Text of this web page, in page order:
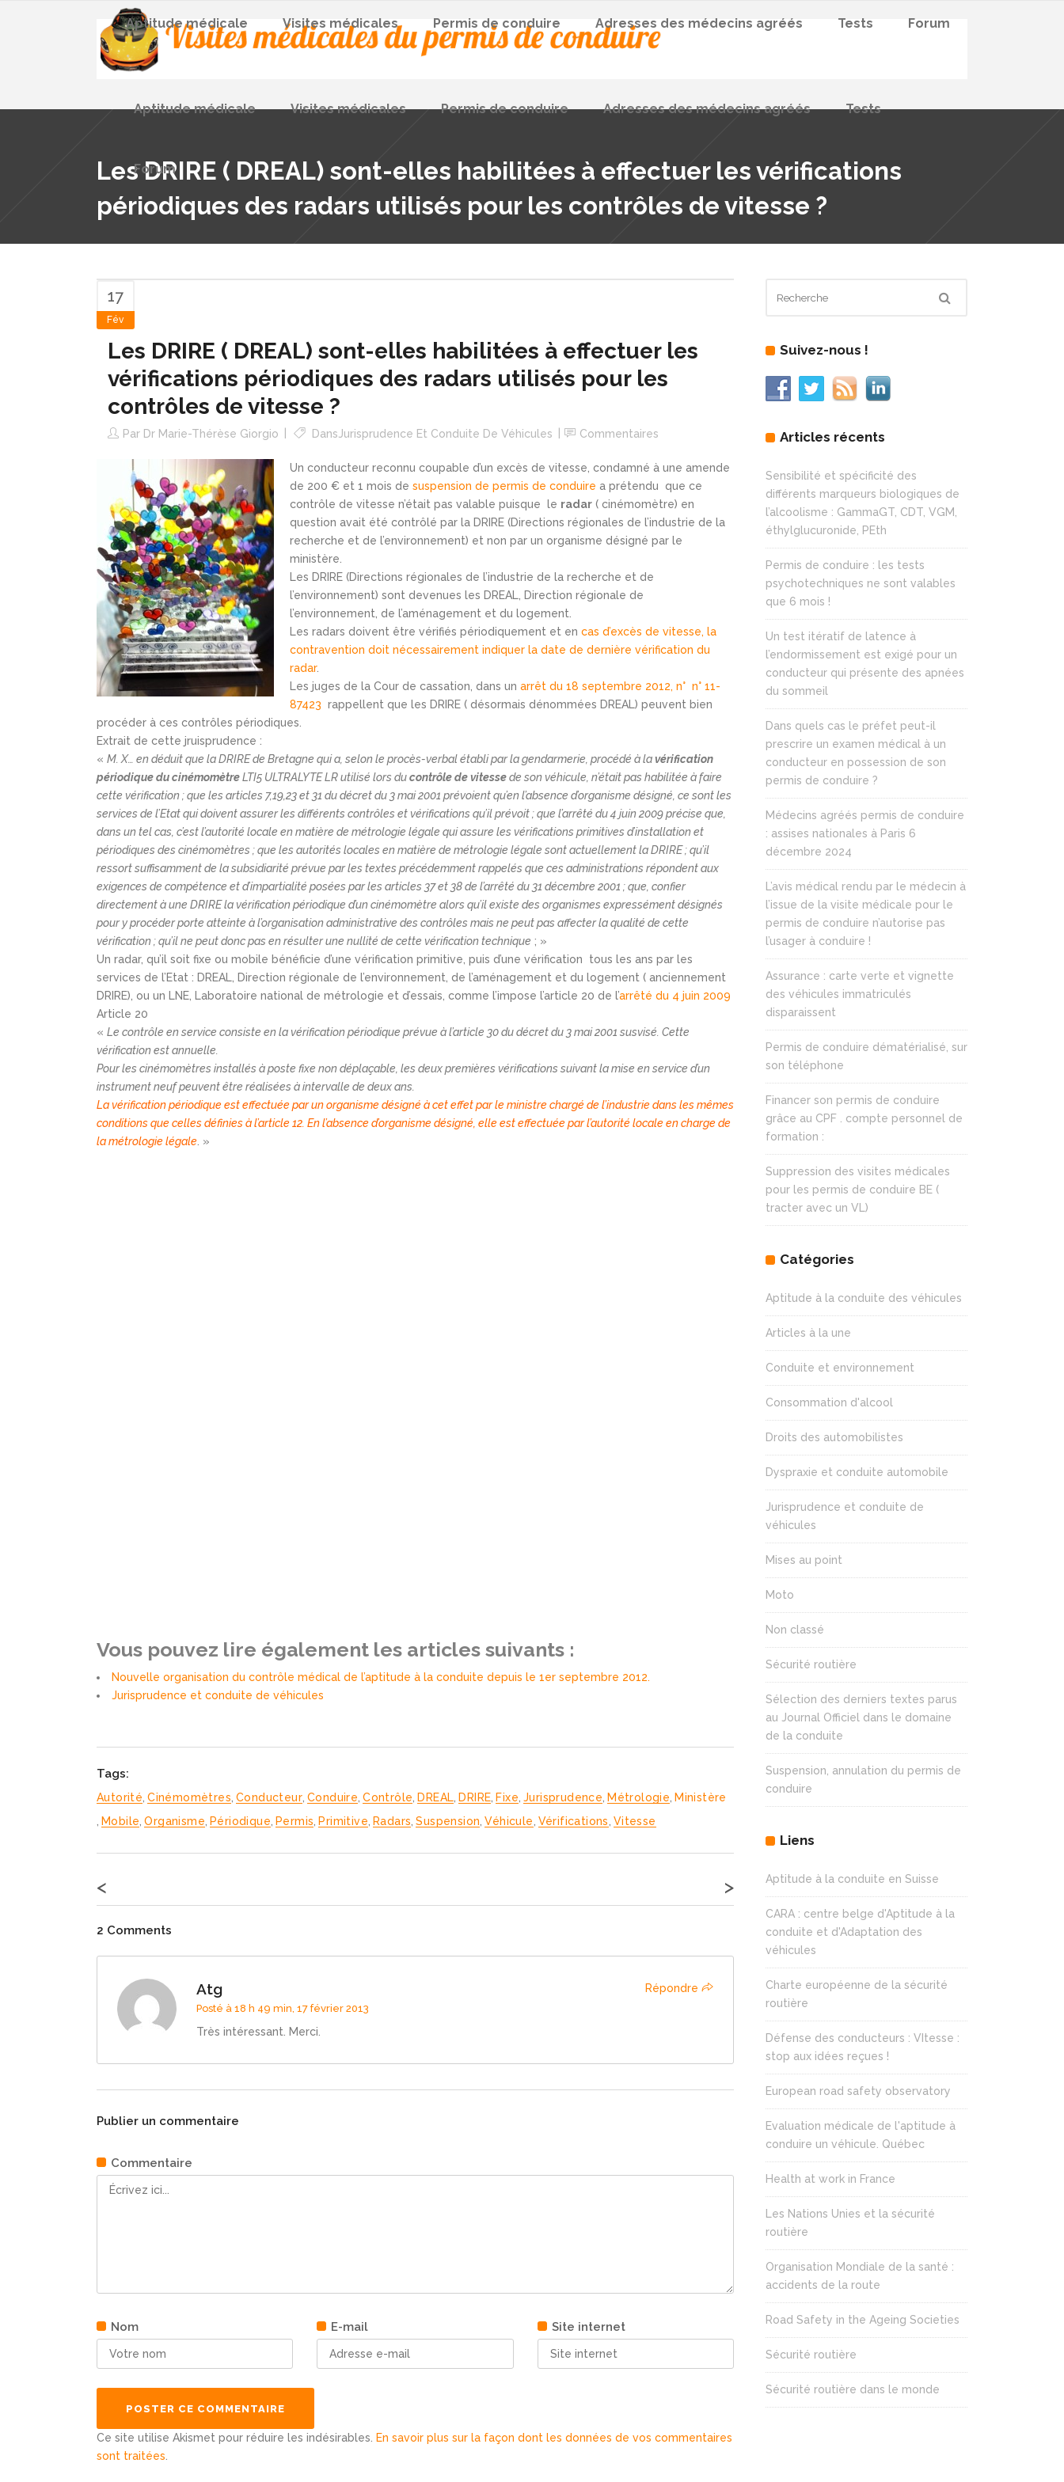
Aptitude médicale Visites médicales Permis de conduire Adresses des médecins agréés Tests
Forum
Aptitude médicale Visites médicales Permis de conduire Adresses des médecins agréés Tests Forum
Les DRIRE ( DREAL) sont-elles habilitées à effectuer les vérifications
périodiques des radars utilisés pour les contrôles de vitesse ?
17
Fév
Les DRIRE ( DREAL) sont-elles habilitées à effectuer les
vérifications périodiques des radars utilisés pour les
contrôles de vitesse ?
Par Dr Marie-Thérèse Giorgio DansJurisprudence Et Conduite De Véhicules Commentaires
Un conducteur reconnu coupable d’un excès de vitesse, condamné à une amende
de 200 € et 1 mois de suspension de permis de conduire a prétendu que ce
contrôle de vitesse n’était pas valable puisque le radar ( cinémomètre) en
question avait été contrôlé par la DRIRE (Directions régionales de l’industrie de la
recherche et de l’environnement) et non par un organisme désigné par le
ministère.
Les DRIRE (Directions régionales de l’industrie de la recherche et de
l’environnement) sont devenues les DREAL, Direction régionale de
l’environnement, de l’aménagement et du logement.
Les radars doivent être vérifiés périodiquement et en cas d’excès de vitesse, la
contravention doit nécessairement indiquer la date de dernière vérification du
radar.
Les juges de la Cour de cassation, dans un arrêt du 18 septembre 2012, n° n° 11-
87423 rappellent que les DRIRE ( désormais dénommées DREAL) peuvent bien
procéder à ces contrôles périodiques.
Extrait de cette jruisprudence :
« M. X… en déduit que la DRIRE de Bretagne qui a, selon le procès-verbal établi par la gendarmerie, procédé à lavérification
périodique du cinémomètreLTI5 ULTRALYTE LR utilisé lors ducontrôle de vitessede son véhicule, n’était pas habilitée à faire
cette vérification ; que les articles 7,19,23 et 31 du décret du 3 mai 2001 prévoient qu’en l’absence d’organisme désigné, ce sont les
services de l’Etat qui doivent assurer les différents contrôles et vérifications qu’il prévoit ; que l’arrêté du 4 juin 2009 précise que,
dans un tel cas, c’est l’autorité locale en matière de métrologie légale qui assure les vérifications primitives d’installation et
périodiques des cinémomètres ; que les autorités locales en matière de métrologie légale sont actuellement la DRIRE ; qu’il
ressort suffisamment de la subsidiarité prévue par les textes précédemment rappelés que ces administrations répondent aux
exigences de compétence et d’impartialité posées par les articles 37 et 38 de l’arrêté du 31 décembre 2001 ; que, confier
directement à une DRIRE la vérification périodique d’un cinémomètre alors qu’il existe des organismes expressément désignés
pour y procéder porte atteinte à l’organisation administrative des contrôles mais ne peut pas affecter la qualité de cette
vérification ; qu’il ne peut donc pas en résulter une nullité de cette vérification technique ; »
Un radar, qu’il soit fixe ou mobile bénéficie d’une vérification primitive, puis d’une vérification tous les ans par les
services de l’Etat : DREAL, Direction régionale de l’environnement, de l’aménagement et du logement ( anciennement
DRIRE), ou un LNE, Laboratoire national de métrologie et d’essais, comme l’impose l’article 20 de l’arrêté du 4 juin 2009
Article 20
« Le contrôle en service consiste en la vérification périodique prévue à l’article 30 du décret du 3 mai 2001 susvisé. Cette
vérification est annuelle.
Pour les cinémomètres installés à poste fixe non déplaçable, les deux premières vérifications suivant la mise en service d’un
instrument neuf peuvent être réalisées à intervalle de deux ans.
La vérification périodique est effectuée par un organisme désigné à cet effet par le ministre chargé de l’industrie dans les mêmes
conditions que celles définies à l’article 12. En l’absence d’organisme désigné, elle est effectuée par l’autorité locale en charge de
la métrologie légale . »
Vous pouvez lire également les articles suivants :
Nouvelle organisation du contrôle médical de l’aptitude à la conduite depuis le 1er septembre 2012.
Jurisprudence et conduite de véhicules
Tags:
Autorité Cinémomètres Conducteur Conduire Contrôle DREAL DRIRE Fixe Jurisprudence Métrologie Ministère
Mobile Organisme Périodique Permis Primitive Radars Suspension Véhicule Vérifications Vitesse
< >
2 Comments
Atg Répondre
Posté à 18 h 49 min, 17 février 2013
Très intéressant. Merci.
Publier un commentaire
Commentaire
Nom E-mail Site internet
Ce site utilise Akismet pour réduire les indésirables.
En savoir plus sur la façon dont les données de vos commentaires
sont traitées
Suivez-nous !
Articles récents
Sensibilité et spécificité des
différents marqueurs biologiques de
l’alcoolisme : GammaGT, CDT, VGM,
éthylglucuronide, PEth
Permis de conduire : les tests
psychotechniques ne sont valables
que 6 mois !
Un test itératif de latence à
l’endormissement est exigé pour un
conducteur qui présente des apnées
du sommeil
Dans quels cas le préfet peut-il
prescrire un examen médical à un
conducteur en possession de son
permis de conduire ?
Médecins agréés permis de conduire
: assises nationales à Paris 6
décembre 2024
L’avis médical rendu par le médecin à
l’issue de la visite médicale pour le
permis de conduire n’autorise pas
l’usager à conduire !
Assurance : carte verte et vignette
des véhicules immatriculés
disparaissent
Permis de conduire dématérialisé, sur
son téléphone
Financer son permis de conduire
grâce au CPF . compte personnel de
formation :
Suppression des visites médicales
pour les permis de conduire BE (
tracter avec un VL)
Catégories
Aptitude à la conduite des véhicules
Articles à la une
Conduite et environnement
Consommation d'alcool
Droits des automobilistes
Dyspraxie et conduite automobile
Jurisprudence et conduite de
véhicules
Mises au point
Moto
Non classé
Sécurité routière
Sélection des derniers textes parus
au Journal Officiel dans le domaine
de la conduite
Suspension, annulation du permis de
conduire
Liens
Aptitude à la conduite en Suisse
CARA : centre belge d'Aptitude à la
conduite et d'Adaptation des
véhicules
Charte européenne de la sécurité
routière
Défense des conducteurs : VItesse :
stop aux idées reçues !
European road safety observatory
Evaluation médicale de l'aptitude à
conduire un véhicule. Québec
Health at work in France
Les Nations Unies et la sécurité
routière
Organisation Mondiale de la santé :
accidents de la route
Road Safety in the Ageing Societies
Sécurité routière
Sécurité routière dans le monde